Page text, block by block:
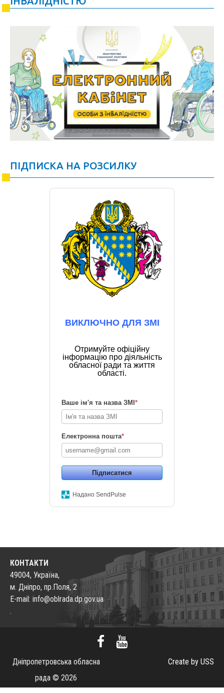
ПІДПИСКА НА РОЗСИЛКУ
ВИКЛЮЧНО ДЛЯ ЗМІ
Отримуйте офіційну
інформацію про діяльність
обласної ради та життя
області.
Ваше ім'я та назва ЗМІ *
Електронна пошта*
Підписатися
Надано SendPulse
КОНТАКТИ
49004, Україна,
м. Дніпро, пр.Поля, 2
E-mail: info@oblrada.dp.gov.ua
.
Дніпропетровська обласна
рада © 2026
Create by USS